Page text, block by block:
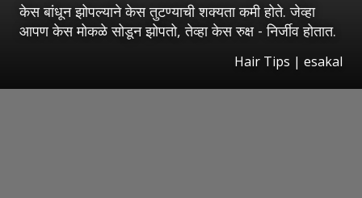
केस बांधून झोपल्याने केस तुटण्याची शक्यता कमी होते. जेव्हा
आपण केस मोकळे सोडून झोपतो, तेव्हा केस रुक्ष - निर्जीव होतात.
Hair Tips | esakal